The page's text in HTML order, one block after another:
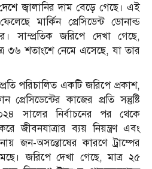
জ্বালানির দাম বেড়ে গেছে। এই
মার্কিন প্রেসিডেন্ট ডোনাল্ড
সাম্প্রতিক জরিপে দেখা গেছে,
৩৬ শতাংশে নেমে এসেছে, যা তার
পরিচালিত একটি জরিপে প্রকাশ,
কাজের প্রতি সন্তুষ্টি
সালের নির্বাচনের পর থেকে
জীবনযাত্রার ব্যয় নিয়ন্ত্রণ এবং
জন-অসন্তোষের কারণে ট্রাম্পের
জরিপে দেখা গেছে, মাত্র ২৫